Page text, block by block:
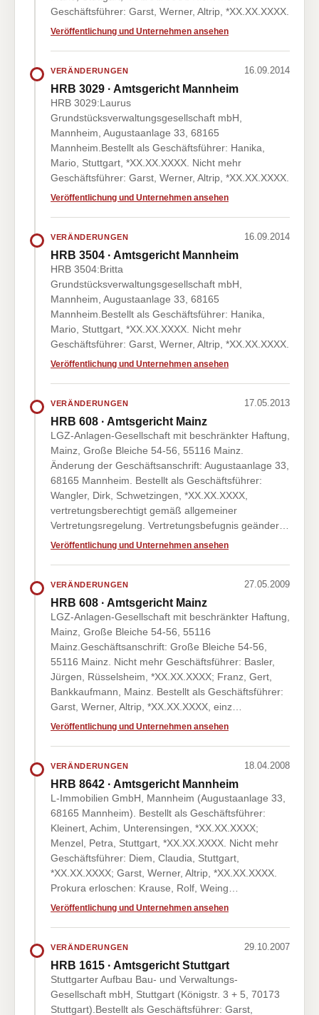
Geschäftsführer: Garst, Werner, Altrip, *XX.XX.XXXX.
Veröffentlichung und Unternehmen ansehen
VERÄNDERUNGEN 16.09.2014
HRB 3029 · Amtsgericht Mannheim
HRB 3029:Laurus
Grundstücksverwaltungsgesellschaft mbH,
Mannheim, Augustaanlage 33, 68165
Mannheim.Bestellt als Geschäftsführer: Hanika,
Mario, Stuttgart, *XX.XX.XXXX. Nicht mehr
Geschäftsführer: Garst, Werner, Altrip, *XX.XX.XXXX.
Veröffentlichung und Unternehmen ansehen
VERÄNDERUNGEN 16.09.2014
HRB 3504 · Amtsgericht Mannheim
HRB 3504:Britta
Grundstücksverwaltungsgesellschaft mbH,
Mannheim, Augustaanlage 33, 68165
Mannheim.Bestellt als Geschäftsführer: Hanika,
Mario, Stuttgart, *XX.XX.XXXX. Nicht mehr
Geschäftsführer: Garst, Werner, Altrip, *XX.XX.XXXX.
Veröffentlichung und Unternehmen ansehen
VERÄNDERUNGEN 17.05.2013
HRB 608 · Amtsgericht Mainz
LGZ-Anlagen-Gesellschaft mit beschränkter Haftung,
Mainz, Große Bleiche 54-56, 55116 Mainz.
Änderung der Geschäftsanschrift: Augustaanlage 33,
68165 Mannheim. Bestellt als Geschäftsführer:
Wangler, Dirk, Schwetzingen, *XX.XX.XXXX,
vertretungsberechtigt gemäß allgemeiner
Vertretungsregelung. Vertretungsbefugnis geänder…
Veröffentlichung und Unternehmen ansehen
VERÄNDERUNGEN 27.05.2009
HRB 608 · Amtsgericht Mainz
LGZ-Anlagen-Gesellschaft mit beschränkter Haftung,
Mainz, Große Bleiche 54-56, 55116
Mainz.Geschäftsanschrift: Große Bleiche 54-56,
55116 Mainz. Nicht mehr Geschäftsführer: Basler,
Jürgen, Rüsselsheim, *XX.XX.XXXX; Franz, Gert,
Bankkaufmann, Mainz. Bestellt als Geschäftsführer:
Garst, Werner, Altrip, *XX.XX.XXXX, einz…
Veröffentlichung und Unternehmen ansehen
VERÄNDERUNGEN 18.04.2008
HRB 8642 · Amtsgericht Mannheim
L-Immobilien GmbH, Mannheim (Augustaanlage 33,
68165 Mannheim). Bestellt als Geschäftsführer:
Kleinert, Achim, Unterensingen, *XX.XX.XXXX;
Menzel, Petra, Stuttgart, *XX.XX.XXXX. Nicht mehr
Geschäftsführer: Diem, Claudia, Stuttgart,
*XX.XX.XXXX; Garst, Werner, Altrip, *XX.XX.XXXX.
Prokura erloschen: Krause, Rolf, Weing…
Veröffentlichung und Unternehmen ansehen
VERÄNDERUNGEN 29.10.2007
HRB 1615 · Amtsgericht Stuttgart
Stuttgarter Aufbau Bau- und Verwaltungs-
Gesellschaft mbH, Stuttgart (Königstr. 3 + 5, 70173
Stuttgart).Bestellt als Geschäftsführer: Garst,